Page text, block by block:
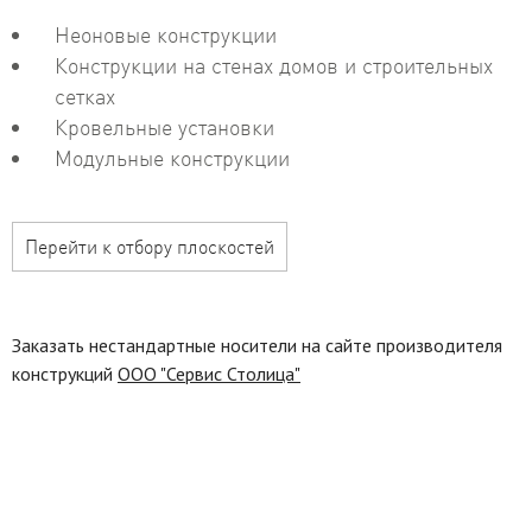
Неоновые конструкции
Конструкции на стенах домов и строительных
сетках
Кровельные установки
Модульные конструкции
Перейти к отбору плоскостей
Заказать нестандартные носители на сайте производителя
конструкций ООО "Сервис Столица"